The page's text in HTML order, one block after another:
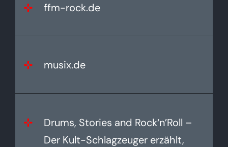
ffm-rock.de
musix.de
Drums, Stories and Rock‘n’Roll –
Der Kult-Schlagzeuger erzählt,